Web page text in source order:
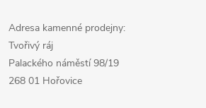
Adresa kamenné prodejny:
Tvořivý ráj
Palackého náměstí 98/19
268 01 Hořovice